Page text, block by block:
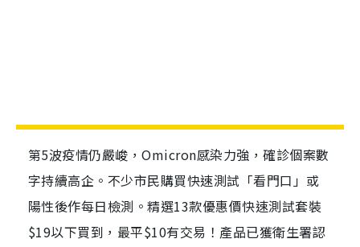
第5波疫情仍嚴峻，Omicron感染力強，確診個案數
字持續高企。不少市民購買快速測試「看門口」或
陽性後作每日檢測。精選13款優惠價快速測試套裝
$19以下買到，最平$10有交易！產品已獲衛生署認